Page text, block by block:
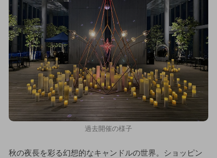
過去開催の様子
秋の夜長を彩る幻想的なキャンドルの世界。ショッピン